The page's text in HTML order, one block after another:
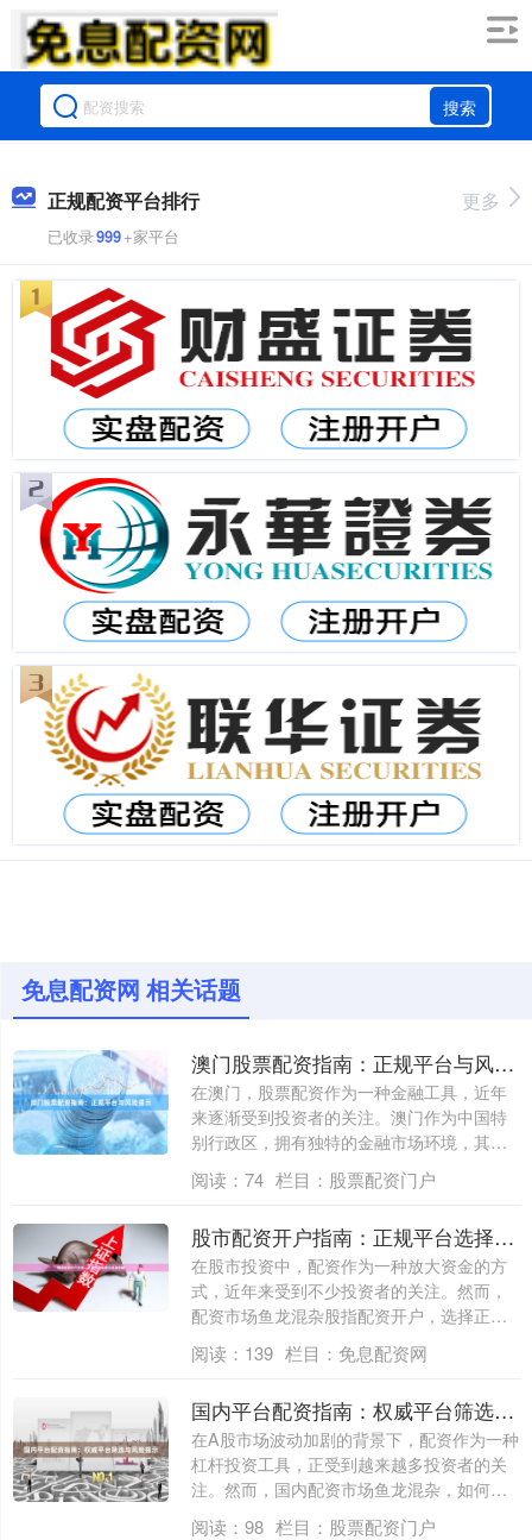
搜索
正规配资平台排行
已收录999+家平台
更多
免息配资网 相关话题
澳门股票配资指南：正规平台与风险提示
在澳门，股票配资作为一种金融工具，近年
来逐渐受到投资者的关注。澳门作为中国特
别行政区，拥有独特的金融市场环境，其股
票配资....
阅读： 74 栏目： 股票配资门户
股市配资开户指南：正规平台选择与流程详解
在股市投资中，配资作为一种放大资金的方
式，近年来受到不少投资者的关注。然而，
配资市场鱼龙混杂股指配资开户，选择正规
平台并....
阅读： 139 栏目： 免息配资网
国内平台配资指南：权威平台筛选与风险提示
在A股市场波动加剧的背景下，配资作为一种
杠杆投资工具，正受到越来越多投资者的关
注。然而，国内配资市场鱼龙混杂，如何筛
选权....
阅读： 98 栏目： 股票配资门户